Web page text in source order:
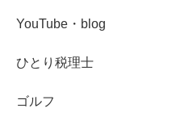
YouTube・blog
ひとり税理士
ゴルフ